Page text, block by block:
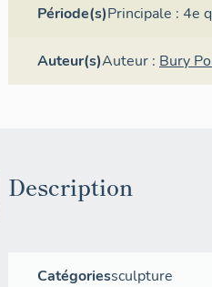
Période(s)Principale : 4e
Auteur(s)Auteur : Bury
Description
Catégoriessculpture